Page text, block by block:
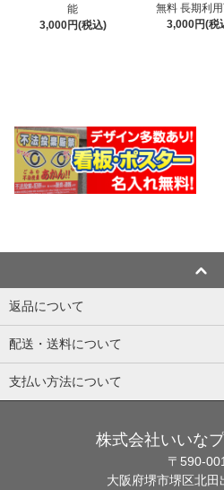
能
3,000円(税込)
無料 長期利
3,000円(税
返品について
配送・送料について
支払い方法について
株式会社いいな
〒590-
大阪府堺市堺区北